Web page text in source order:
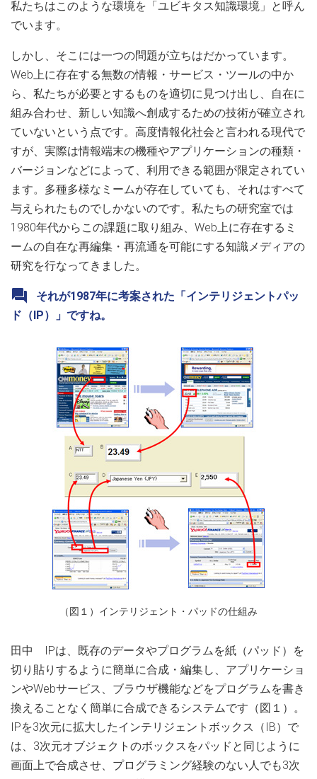
私たちはこのような環境を「ユビキタス知識環境」と呼ん
でいます。
しかし、そこには一つの問題が立ちはだかっています。
Web上に存在する無数の情報・サービス・ツールの中か
ら、私たちが必要とするものを適切に見つけ出し、自在に
組み合わせ、新しい知識へ創成するための技術が確立され
ていないという点です。高度情報化社会と言われる現代で
すが、実際は情報端末の機種やアプリケーションの種類・
バージョンなどによって、利用できる範囲が限定されてい
ます。多種多様なミームが存在していても、それはすべて
与えられたものでしかないのです。私たちの研究室では
1980年代からこの課題に取り組み、Web上に存在するミ
ームの自在な再編集・再流通を可能にする知識メディアの
研究を行なってきました。
それが1987年に考案された「インテリジェントパッ
ド（IP）」ですね。
（図１）インテリジェント・パッドの仕組み
田中 IPは、既存のデータやプログラムを紙（パッド）を
切り貼りするように簡単に合成・編集し、アプリケーショ
ンやWebサービス、ブラウザ機能などをプログラムを書き
換えることなく簡単に合成できるシステムです（図１）。
IPを3次元に拡大したインテリジェントボックス（IB）で
は、3次元オブジェクトのボックスをパッドと同じように
画面上で合成させ、プログラミング経験のない人でも3次